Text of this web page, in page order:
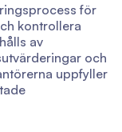
för
kontrollera
av
och
uppfyller